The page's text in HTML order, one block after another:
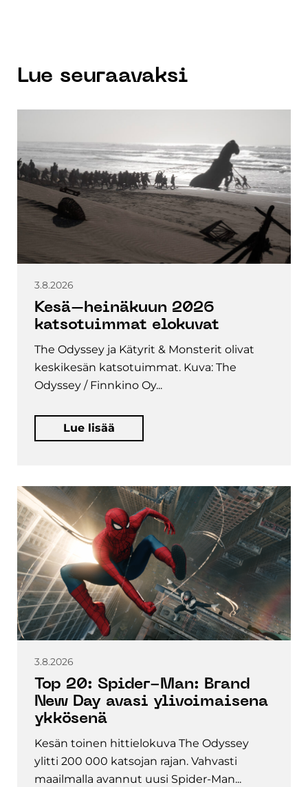
Lue seuraavaksi
3.8.2026
Kesä–heinäkuun 2026
katsotuimmat elokuvat
The Odyssey ja Kätyrit & Monsterit olivat
keskikesän katsotuimmat. Kuva: The
Odyssey / Finnkino Oy...
Lue lisää
3.8.2026
Top 20: Spider-Man: Brand
New Day avasi ylivoimaisena
ykkösenä
Kesän toinen hittielokuva The Odyssey
ylitti 200 000 katsojan rajan. Vahvasti
maailmalla avannut uusi Spider-Man...